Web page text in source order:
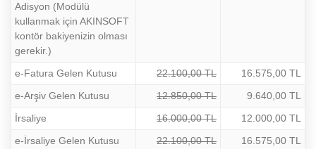
Adisyon (Modülü
kullanmak için AKINSOFT
kontör bakiyenizin olması
gerekir.)
e-Fatura Gelen Kutusu 22.100,00 TL
16.575,00 TL
e-Arşiv Gelen Kutusu
12.850,00 TL
9.640,00 TL
İrsaliye
16.000,00 TL
12.000,00 TL
e-İrsaliye Gelen Kutusu
22.100,00 TL
16.575,00 TL